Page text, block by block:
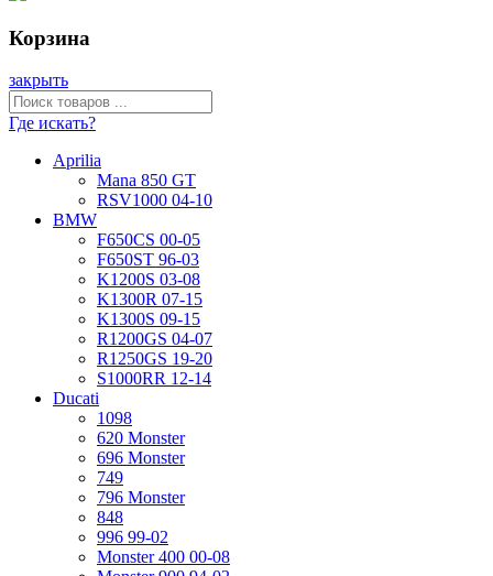
Корзина
закрыть
Где искать?
Aprilia
Mana 850 GT
RSV1000 04-10
BMW
F650CS 00-05
F650ST 96-03
K1200S 03-08
K1300R 07-15
K1300S 09-15
R1200GS 04-07
R1250GS 19-20
S1000RR 12-14
Ducati
1098
620 Monster
696 Monster
749
796 Monster
848
996 99-02
Monster 400 00-08